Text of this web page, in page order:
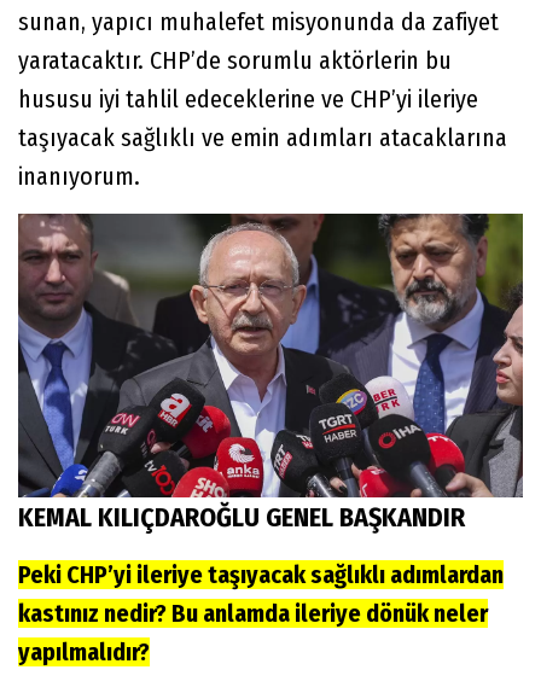
sunan, yapıcı muhalefet misyonunda da zafiyet
yaratacaktır. CHP’de sorumlu aktörlerin bu
hususu iyi tahlil edeceklerine ve CHP’yi ileriye
taşıyacak sağlıklı ve emin adımları atacaklarına
inanıyorum.
KEMAL KILIÇDAROĞLU GENEL BAŞKANDIR
Peki CHP’yi ileriye taşıyacak sağlıklı adımlardan
kastınız nedir? Bu anlamda ileriye dönük neler
yapılmalıdır?